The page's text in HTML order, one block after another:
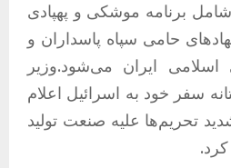
برنامه موشکی و پهپادی
حامی سپاه پاسداران و
ایران می‌شود.وزیر
سفر خود به اسرائیل اعلام
تحریم‌‌ها علیه صنعت تولید
کرد.